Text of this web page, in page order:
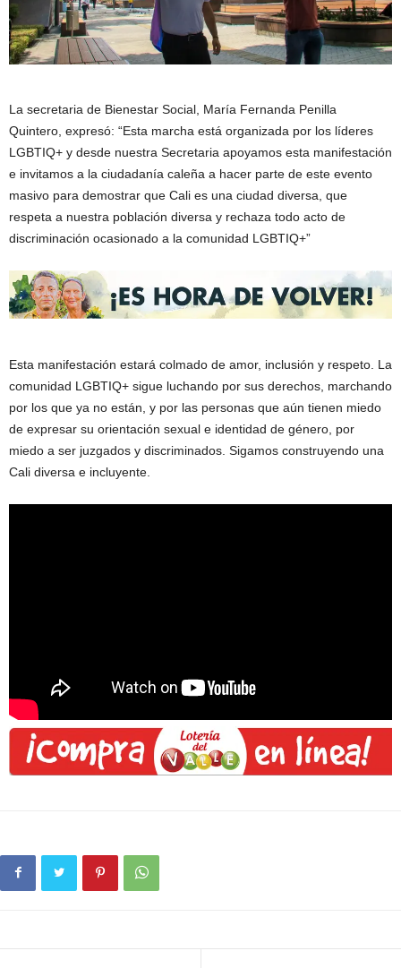
La secretaria de Bienestar Social, María Fernanda Penilla
Quintero, expresó: “Esta marcha está organizada por los líderes
LGBTIQ+ y desde nuestra Secretaria apoyamos esta manifestación
e invitamos a la ciudadanía caleña a hacer parte de este evento
masivo para demostrar que Cali es una ciudad diversa, que
respeta a nuestra población diversa y rechaza todo acto de
discriminación ocasionado a la comunidad LGBTIQ+”
Esta manifestación estará colmado de amor, inclusión y respeto. La
comunidad LGBTIQ+ sigue luchando por sus derechos, marchando
por los que ya no están, y por las personas que aún tienen miedo
de expresar su orientación sexual e identidad de género, por
miedo a ser juzgados y discriminados. Sigamos construyendo una
Cali diversa e incluyente.